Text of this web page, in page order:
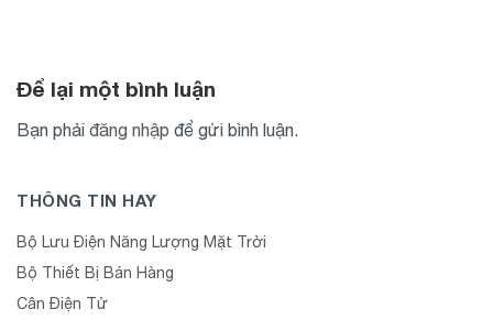
Để lại một bình luận
Bạn phải đăng nhập để gửi bình luận.
THÔNG TIN HAY
Bộ Lưu Điện Năng Lượng Mặt Trời
Bộ Thiết Bị Bán Hàng
Cân Điện Tử